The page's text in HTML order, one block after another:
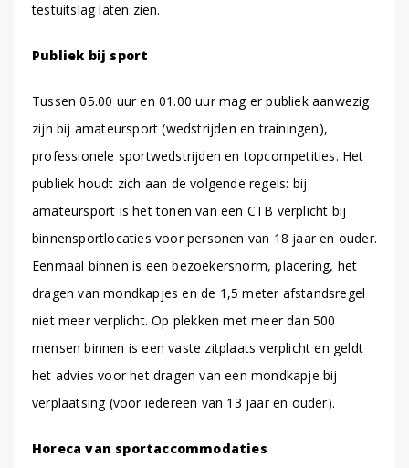
testuitslag laten zien.
Publiek bij sport
Tussen 05.00 uur en 01.00 uur mag er publiek aanwezig
zijn bij amateursport (wedstrijden en trainingen),
professionele sportwedstrijden en topcompetities. Het
publiek houdt zich aan de volgende regels: bij
amateursport is het tonen van een CTB verplicht bij
binnensportlocaties voor personen van 18 jaar en ouder.
Eenmaal binnen is een bezoekersnorm, placering, het
dragen van mondkapjes en de 1,5 meter afstandsregel
niet meer verplicht. Op plekken met meer dan 500
mensen binnen is een vaste zitplaats verplicht en geldt
het advies voor het dragen van een mondkapje bij
verplaatsing (voor iedereen van 13 jaar en ouder).
Horeca van sportaccommodaties